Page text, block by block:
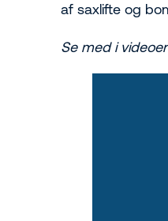
af saxlifte og
Se med i